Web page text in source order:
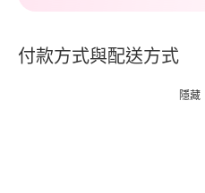
付款方式與配送方式
隱藏